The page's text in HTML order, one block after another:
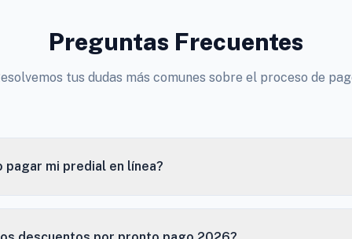
Preguntas Frecuentes
tus dudas más comunes sobre el proceso de
pagar mi predial en línea?